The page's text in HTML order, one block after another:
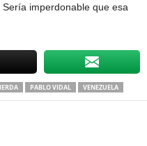
imperdonable que esa
PABLO VIDAL VENEZUELA